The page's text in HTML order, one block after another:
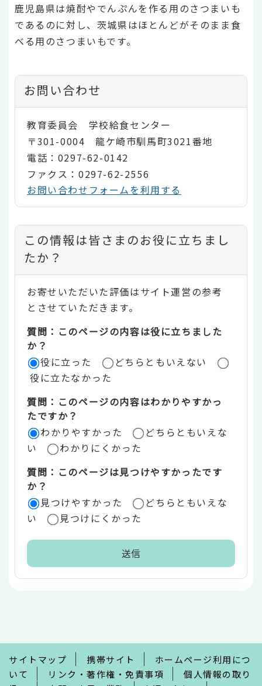
鹿児島県は焼酎やでんぷんを作る用のさつまいも
であるのに対し、茨城県はほとんどがそのまま食
べる用のさつまいもです。
お問い合わせ
教育委員会 学校給食センター
〒301-0004 龍ケ崎市馴馬町3021番地
電話：0297-62-0142
ファクス：0297-62-2556
お問い合わせフォームを利用する
コ
ン
テ
ン
ツ
評
価
リ
ア
この情報は皆さまのお役に立ちまし
たか？
お寄せいただいた評価はサイト運営の参考
とさせていただきます。
質問：このページの内容は役に立ちました
か？
役に立った
どちらともいえない
役に立たなかった
質問：このページの内容はわかりやすかっ
たですか？
わかりやすかった
どちらともいえな
い
わかりにくかった
質問：このページは見つけやすかったです
か？
見つけやすかった
どちらともいえな
い
見つけにくかった
で
サイトマップ 携帯サイト
ホームページ利用につ
いて
リンク・著作権・免責事項
個人情報の取り